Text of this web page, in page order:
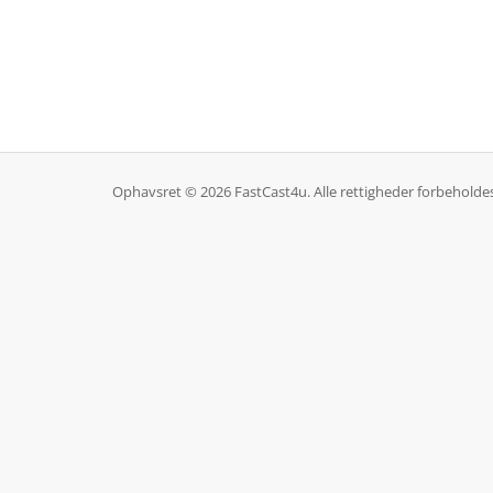
Ophavsret © 2026 FastCast4u. Alle rettigheder